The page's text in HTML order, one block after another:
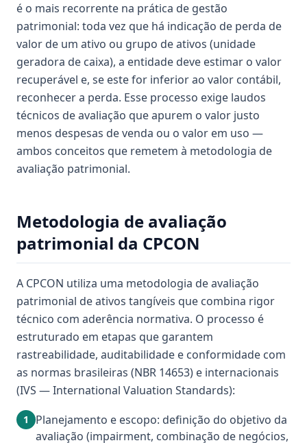
é o mais recorrente na prática de gestão
patrimonial: toda vez que há indicação de perda de
valor de um ativo ou grupo de ativos (unidade
geradora de caixa), a entidade deve estimar o valor
recuperável e, se este for inferior ao valor contábil,
reconhecer a perda. Esse processo exige laudos
técnicos de avaliação que apurem o valor justo
menos despesas de venda ou o valor em uso —
ambos conceitos que remetem à metodologia de
avaliação patrimonial.
Metodologia de avaliação
patrimonial da CPCON
A CPCON utiliza uma metodologia de avaliação
patrimonial de ativos tangíveis que combina rigor
técnico com aderência normativa. O processo é
estruturado em etapas que garantem
rastreabilidade, auditabilidade e conformidade com
as normas brasileiras (NBR 14653) e internacionais
(IVS — International Valuation Standards):
1
Planejamento e escopo: definição do objetivo da
avaliação (impairment, combinação de negócios,